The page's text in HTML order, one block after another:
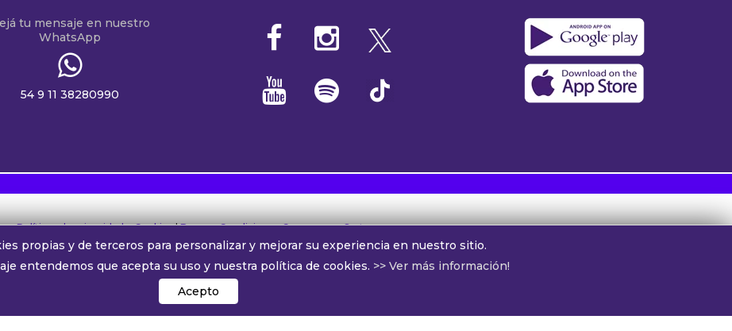
tu mensaje en nuestro
WhatsApp
54 9 11 38280990
Políticas de privacidad y Cookies|Bases y Condiciones Concursos y Sorteos
- Sábado, 8 de agosto de 2026 -Edición Nº:2907 -Director:Guillo Garcia
Splendid AM 990 - Copyright © 2026 Todos los derechos reservados
online y por AM 990 desde Ramón Freire 932, C1426AVT - Ciudad Autónoma de Buenos Aires, Argentina.
propias y de terceros para personalizar y mejorar su experiencia en nuestro sitio.
entendemos que acepta su uso y nuestra política de cookies. >> Ver más información!
Acepto